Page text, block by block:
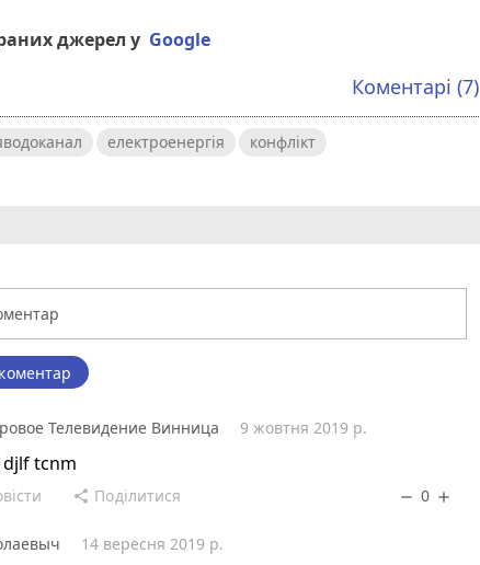
джерел у Google
Коментарі (7)
електроенергія конфлікт
Телевидение Винница 9 жовтня 2019 р.
tcnm
share Поділитися remove 0 add
14 вересня 2019 р.